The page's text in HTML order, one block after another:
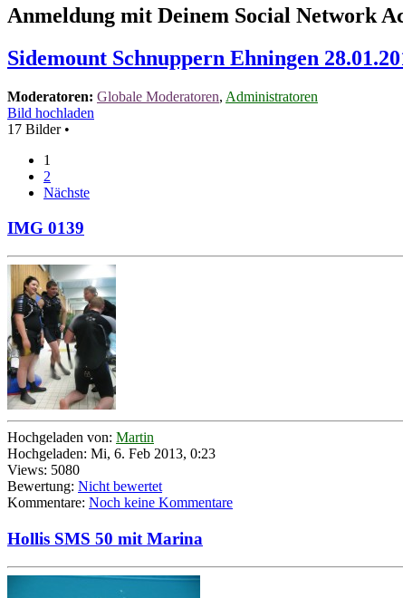
Anmeldung mit Deinem Social Network
Sidemount Schnuppern Ehningen
Moderatoren: Globale Moderatoren, Administratoren
Bild hochladen
17 Bilder •
1
2
Nächste
IMG 0139
Hochgeladen von: Martin
Hochgeladen: Mi, 6. Feb 2013, 0:23
Views: 5080
Bewertung: Nicht bewertet
Kommentare: Noch keine Kommentare
Hollis SMS 50 mit Marina